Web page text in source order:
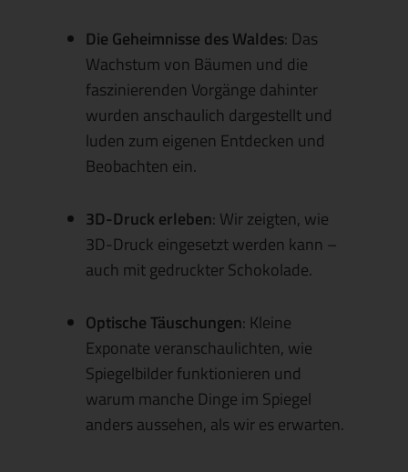
Die Geheimnisse des Waldes: Das
Wachstum von Bäumen und die
faszinierenden Vorgänge dahinter
wurden anschaulich dargestellt und
luden zum eigenen Entdecken und
Beobachten ein.
3D-Druck erleben: Wir zeigten, wie
3D-Druck eingesetzt werden kann –
auch mit gedruckter Schokolade.
Optische Täuschungen: Kleine
Exponate veranschaulichten, wie
Spiegelbilder funktionieren und
warum manche Dinge im Spiegel
anders aussehen, als wir es erwarten.